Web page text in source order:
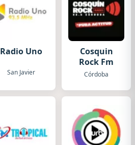
Radio Uno
San Javier
Cosquin
Rock Fm
Córdoba